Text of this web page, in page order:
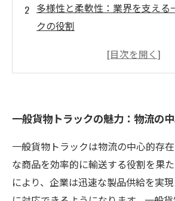
多様性と柔軟性：業界を支える
クの役割
効率的な運用が企業を加速させ
一般貨物トラックの利点と運用
あなたのビジネスを支える一般
力
一般貨物トラックの魅力：物流の
一般貨物トラックは物流の中心的存
な商品を効率的に輸送する役割を果
により、企業は迅速な製品供給を実